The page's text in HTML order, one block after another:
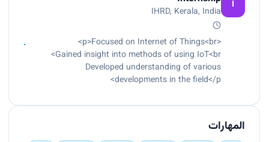
I
IHRD, Kerala, India
<p>Focused on Internet of Things<br>
Gained insight into methods of using IoT<br>
Developed understanding of various
developments in the field</p>
المهارات